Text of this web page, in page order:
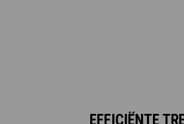
EFFICIËNTE